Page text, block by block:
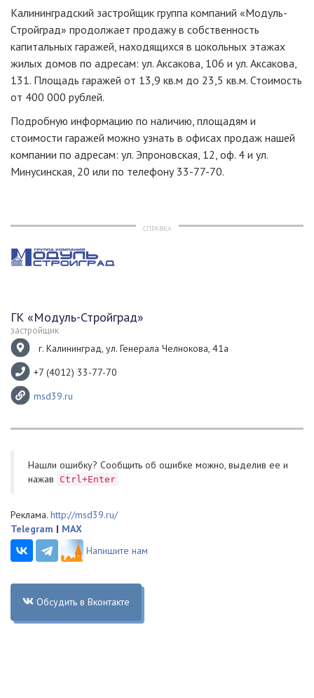
Калининградский застройщик группа компаний «Модуль-
Стройград» продолжает продажу в собственность
капитальных гаражей, находящихся в цокольных этажах
жилых домов по адресам: ул. Аксакова, 106 и ул. Аксакова,
131. Площадь гаражей от 13,9 кв.м до 23,5 кв.м. Стоимость
от 400 000 рублей.
Подробную информацию по наличию, площадям и
стоимости гаражей можно узнать в офисах продаж нашей
компании по адресам: ул. Эпроновская, 12, оф. 4 и ул.
Минусинская, 20 или по телефону 33-77-70.
СПРАВКА
ГК «Модуль-Стройград»
застройщик
г. Калининград, ул. Генерала Челнокова, 41а
+7 (4012) 33-77-70
msd39.ru
Нашли ошибку? Cообщить об ошибке можно, выделив ее и
нажав
Ctrl+Enter
Реклама. http://msd39.ru/
Telegram | MAX
Напишите нам
Обсудить в Вконтакте